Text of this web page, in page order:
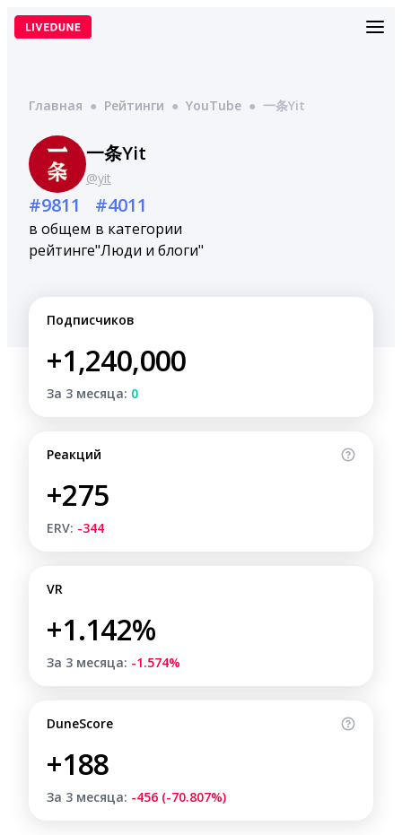
Перейти
Главная ● Рейтинги ● YouTube ● 一条Yit
一条Yit
@yit
#9811
в общем
рейтинге
#4011
в категории
"Люди и блоги"
Подписчиков
+1,240,000
За 3 месяца: 0
Реакций
+275
ERV: -344
VR
+1.142%
За 3 месяца: -1.574%
DuneScore
+188
За 3 месяца: -456 (-70.807%)